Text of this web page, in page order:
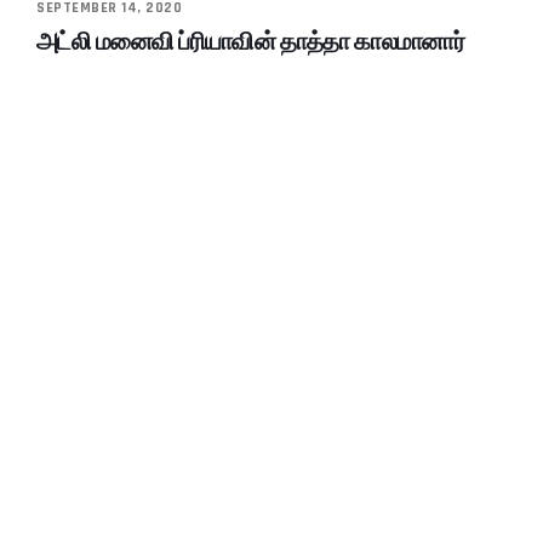
SEPTEMBER 14, 2020
அட்லி மனைவி ப்ரியாவின் தாத்தா காலமானார்